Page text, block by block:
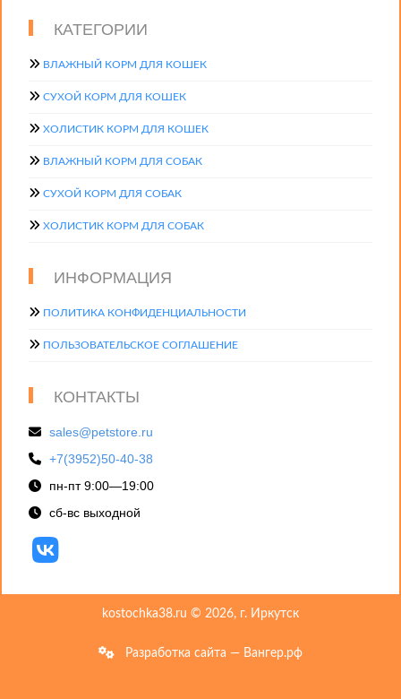
КАТЕГОРИИ
ВЛАЖНЫЙ КОРМ ДЛЯ КОШЕК
СУХОЙ КОРМ ДЛЯ КОШЕК
ХОЛИСТИК КОРМ ДЛЯ КОШЕК
ВЛАЖНЫЙ КОРМ ДЛЯ СОБАК
СУХОЙ КОРМ ДЛЯ СОБАК
ХОЛИСТИК КОРМ ДЛЯ СОБАК
ИНФОРМАЦИЯ
ПОЛИТИКА КОНФИДЕНЦИАЛЬНОСТИ
ПОЛЬЗОВАТЕЛЬСКОЕ СОГЛАШЕНИЕ
КОНТАКТЫ
sales@petstore.ru
+7(3952)50-40-38
пн-пт 9:00—19:00
сб-вс выходной
kostochka38.ru © 2026, г. Иркутск
Разработка сайта — Вангер.рф